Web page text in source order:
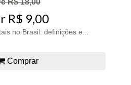
R$ 18,00
R$ 9,00
no Brasil: definições e...
Comprar